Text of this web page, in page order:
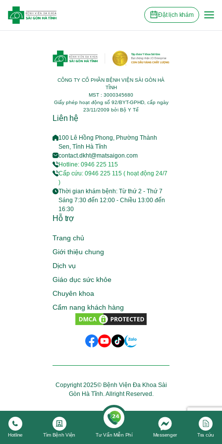
Đặt lịch khám
CÔNG TY CỔ PHẦN BỆNH VIỆN SÀI GÒN HÀ
TĨNH
MST : 3000345680
Giấy phép hoạt động số 92/BYT-GPHD, cấp ngày
23/11/2009 bởi Bộ Y Tế
Liên hệ
100 Lê Hồng Phong, Phường Thành
Sen, Tỉnh Hà Tĩnh
contact.dkht@matsaigon.com
Hotline: 0946 225 115
Cấp cứu: 0946 225 115 ( hoạt động 24/7
)
Thời gian khám bệnh: Từ thứ 2 - Thứ 7
Sáng 7:30 đến 12:00 - Chiều 13:00 đến
16:30
Hỗ trợ
Trang chủ
Giới thiệu chung
Dịch vụ
Giáo dục sức khỏe
Chuyên khoa
Cẩm nang khách hàng
Copyright 2025© Bệnh Viện Đa Khoa Sài
Gòn Hà Tĩnh. Allright Reserved.
Hotline Tìm Bệnh Viện Tư Vấn Miễn Phí Messenger Tra cứu